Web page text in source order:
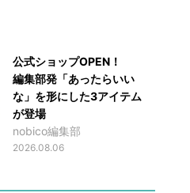
公式ショップOPEN！
編集部発「あったらいい
な」を形にした3アイテム
が登場
nobico編集部
2026.08.06